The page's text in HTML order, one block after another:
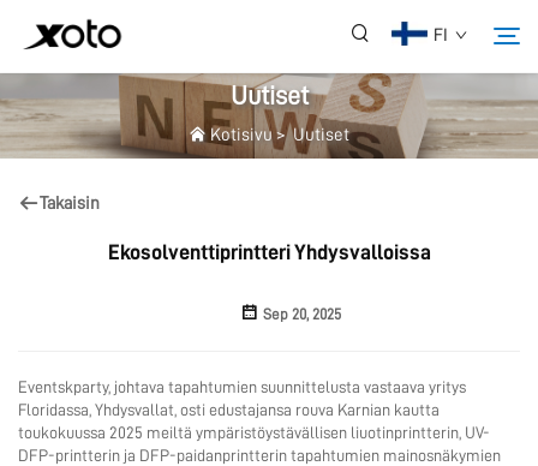
FI
Meistä
Palvelut
Käyttö
Uutiset
Kotisivu >Uutiset
Takaisin
Ekosolventtiprintteri Yhdysvalloissa
Sep 20, 2025
Eventskparty, johtava tapahtumien suunnittelusta vastaava yritys
Floridassa, Yhdysvallat, osti edustajansa rouva Karnian kautta
toukokuussa 2025 meiltä ympäristöystävällisen liuotinprintterin, UV-
DFP-printterin ja DFP-paidanprintterin tapahtumien mainosnäkymien